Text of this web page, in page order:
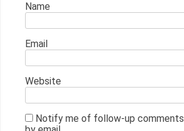
Name
Email
Website
Notify me of follow-up comments